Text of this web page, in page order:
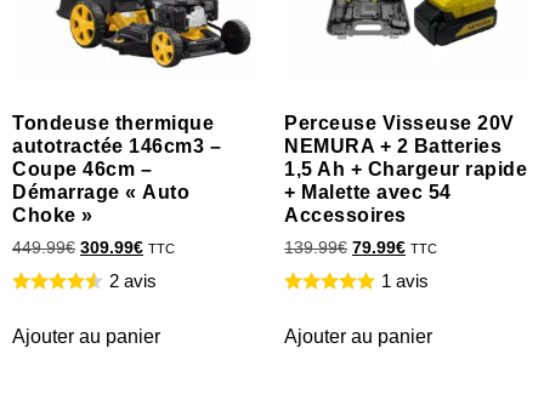
Tondeuse thermique
autotractée 146cm3 –
Coupe 46cm –
Démarrage « Auto
Choke »
449.99€ 309.99€ TTC
2 avis
Ajouter au panier
Perceuse Visseuse 20V
NEMURA + 2 Batteries
1,5 Ah + Chargeur rapide
+ Malette avec 54
Accessoires
139.99€ 79.99€ TTC
1 avis
Ajouter au panier